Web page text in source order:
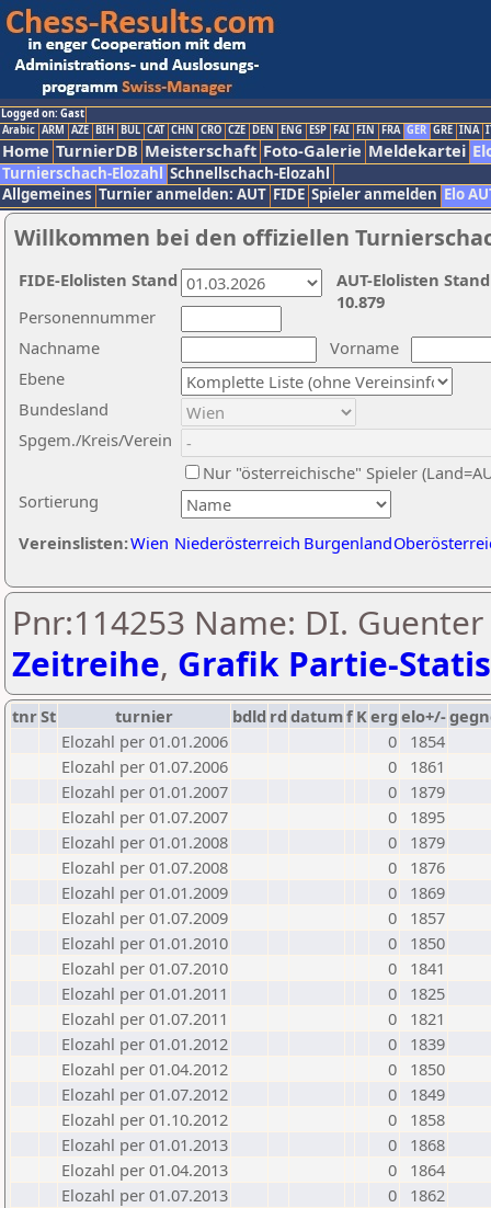
Logged on: Gast
Arabic ARM AZE BIH BUL CAT CHN CRO CZE DEN ENG ESP FAI FIN FRA GER GRE INA
Home TurnierDB Meisterschaft Foto-Galerie Meldekartei
Turnierschach-Elozahl Schnellschach-Elozahl
Allgemeines Turnier anmelden: AUT FIDE Spieler anmelden Elo
Willkommen bei den offiziellen
Nachname
Vorname
Ebene
Sortierung
Personennummer
Bundesland
Spgem./Kreis/Verein
Nur "österreichische" Spieler
Vereinslisten:Wien Niederösterreich Burgenland
AUT-Elolisten
10.879
FIDE-Elolisten Stand
Pnr:114253 Name: DI.
Zeitreihe, Grafik Partie-
tnrSt turnier bdld rd datumf Kerg elo+/-
Elozahl per 01.01.2006
0
1854
Elozahl per 01.07.2006
0
1861
Elozahl per 01.01.2007
0
1879
Elozahl per 01.07.2007
0
1895
Elozahl per 01.01.2008
0
1879
Elozahl per 01.07.2008
0
1876
Elozahl per 01.01.2009
0
1869
Elozahl per 01.07.2009
0
1857
Elozahl per 01.01.2010
0
1850
Elozahl per 01.07.2010
0
1841
Elozahl per 01.01.2011
0
1825
Elozahl per 01.07.2011
0
1821
Elozahl per 01.01.2012
0
1839
Elozahl per 01.04.2012
0
1850
Elozahl per 01.07.2012
0
1849
Elozahl per 01.10.2012
0
1858
Elozahl per 01.01.2013
0
1868
Elozahl per 01.04.2013
0
1864
Elozahl per 01.07.2013
0
1862